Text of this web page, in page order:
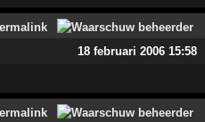
18 februari 2006 15:58